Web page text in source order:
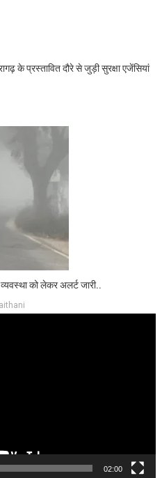
के प्रस्तावित दौरे से जुड़ी सुरक्षा एजेंसियां
को लेकर अलर्ट जारी..
02:00